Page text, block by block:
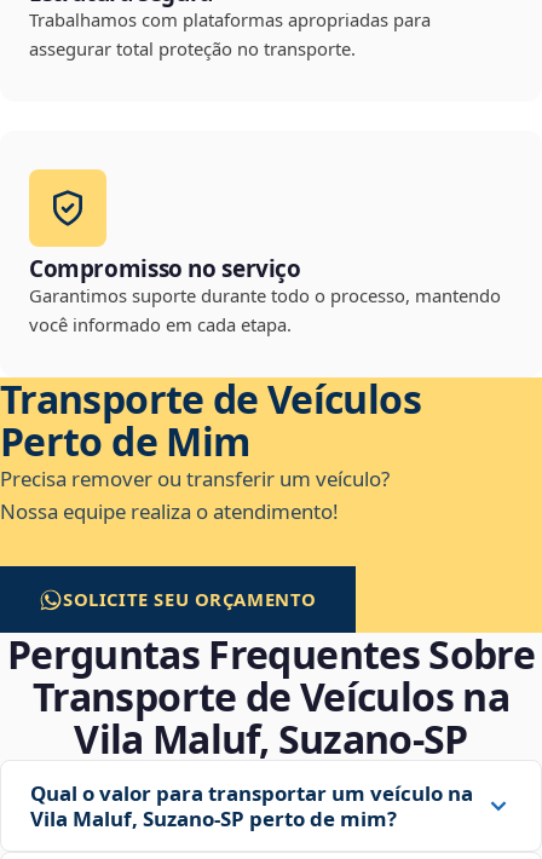
Trabalhamos com plataformas apropriadas para
assegurar total proteção no transporte.
Compromisso no serviço
Garantimos suporte durante todo o processo, mantendo
você informado em cada etapa.
Transporte de Veículos
Perto de Mim
Precisa remover ou transferir um veículo?
Nossa equipe realiza o atendimento!
SOLICITE SEU ORÇAMENTO
Perguntas Frequentes Sobre
Transporte de Veículos na
Vila Maluf, Suzano‑SP
Qual o valor para transportar um veículo na
Vila Maluf, Suzano‑SP perto de mim?